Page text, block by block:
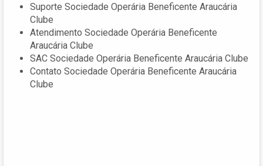
Suporte Sociedade Operária Beneficente Araucária
Clube
Atendimento Sociedade Operária Beneficente
Araucária Clube
SAC Sociedade Operária Beneficente Araucária Clube
Contato Sociedade Operária Beneficente Araucária
Clube